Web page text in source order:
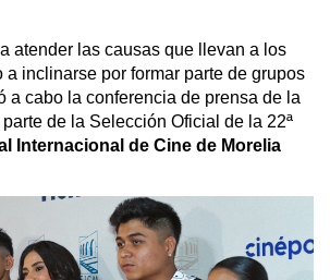
atender las causas que llevan a los
a inclinarse por formar parte de grupos
a cabo la conferencia de prensa de la
parte de la Selección Oficial de la 22ª
Internacional de Cine de Morelia